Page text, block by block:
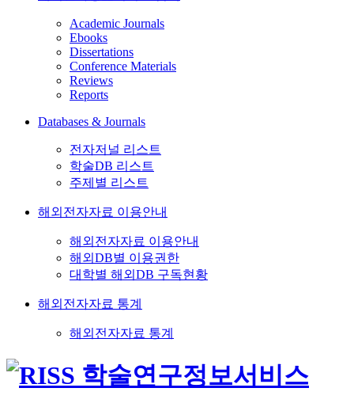
Academic Journals
Ebooks
Dissertations
Conference Materials
Reviews
Reports
Databases & Journals
전자저널 리스트
학술DB 리스트
주제별 리스트
해외전자자료 이용안내
해외전자자료 이용안내
해외DB별 이용권한
대학별 해외DB 구독현황
해외전자자료 통계
해외전자자료 통계